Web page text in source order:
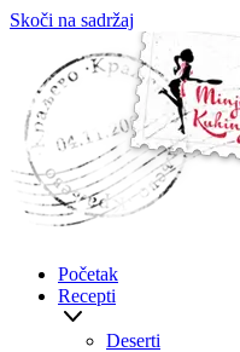
Skoči na sadržaj
Početak
Recepti
Deserti